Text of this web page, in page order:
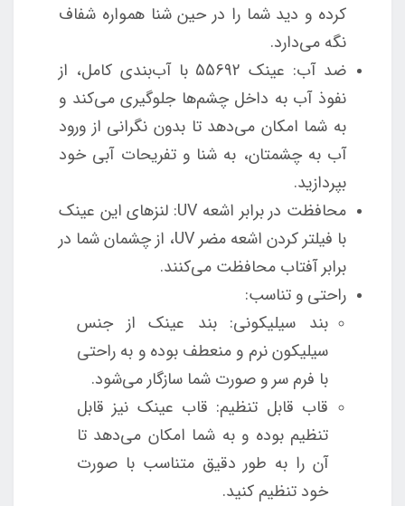
کرده و دید شما را در حین شنا همواره شفاف
نگه می‌دارد.
ضد آب: عینک 55692 با آب‌بندی کامل، از
نفوذ آب به داخل چشم‌ها جلوگیری می‌کند و
به شما امکان می‌دهد تا بدون نگرانی از ورود
آب به چشمتان، به شنا و تفریحات آبی خود
بپردازید.
محافظت در برابر اشعه UV: لنزهای این عینک
با فیلتر کردن اشعه مضر UV، از چشمان شما در
برابر آفتاب محافظت می‌کنند.
راحتی و تناسب:
بند سیلیکونی: بند عینک از جنس
سیلیکون نرم و منعطف بوده و به راحتی
با فرم سر و صورت شما سازگار می‌شود.
قاب قابل تنظیم: قاب عینک نیز قابل
تنظیم بوده و به شما امکان می‌دهد تا
آن را به ‌طور دقیق متناسب با صورت
خود تنظیم کنید.